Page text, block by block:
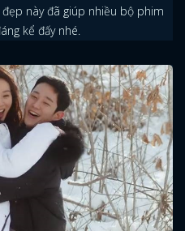
này đã giúp nhiều bộ phim
kể đấy nhé.